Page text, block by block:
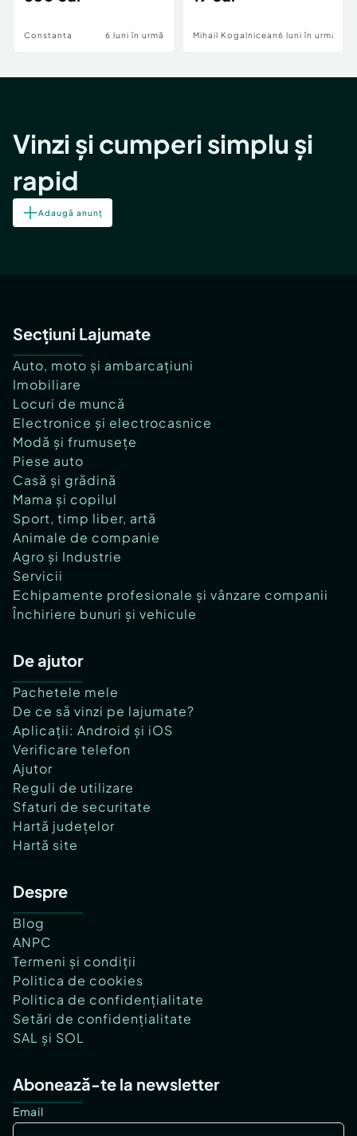
Constanta 6 luni în urmă Mihail Kogalniceanu6 luni în urmă
Vinzi și cumperi simplu și
rapid
Adaugă anunț
Secțiuni Lajumate
Auto, moto și ambarcațiuni
Imobiliare
Locuri de muncă
Electronice și electrocasnice
Modă și frumusețe
Piese auto
Casă și grădină
Mama și copilul
Sport, timp liber, artă
Animale de companie
Agro și Industrie
Servicii
Echipamente profesionale și vânzare companii
Închiriere bunuri și vehicule
De ajutor
Pachetele mele
De ce să vinzi pe lajumate?
Aplicații: Android și iOS
Verificare telefon
Ajutor
Reguli de utilizare
Sfaturi de securitate
Hartă județelor
Hartă site
Despre
Blog
ANPC
Termeni și condiții
Politica de cookies
Politica de confidențialitate
Setări de confidențialitate
SAL și SOL
Abonează-te la newsletter
Email